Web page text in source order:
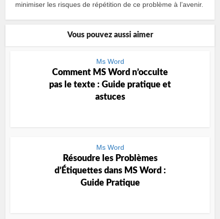
minimiser les risques de répétition de ce problème à l’avenir.
Vous pouvez aussi aimer
Ms Word
Comment MS Word n’occulte
pas le texte : Guide pratique et
astuces
Ms Word
Résoudre les Problèmes
d’Étiquettes dans MS Word :
Guide Pratique